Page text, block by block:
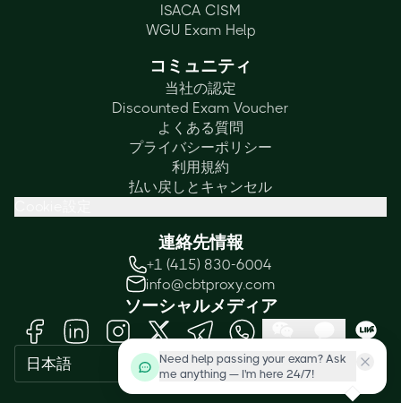
ISACA CISM
WGU Exam Help
コミュニティ
当社の認定
Discounted Exam Voucher
よくある質問
プライバシーポリシー
利用規約
払い戻しとキャンセル
連絡先情報
+1 (415) 830-6004
info@cbtproxy.com
ソーシャルメディア
日本語
Need help passing your exam? Ask
me anything — I'm here 24/7!